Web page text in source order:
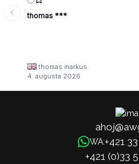
thomas ***
thomas markus
4. augusta 2026
WA:+421
+421 (0)33